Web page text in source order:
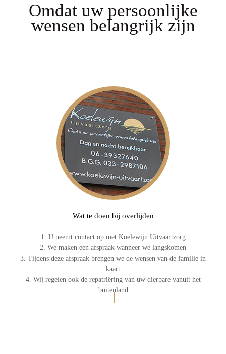
Omdat uw persoonlijke
wensen belangrijk zijn
Wat te doen bij overlijden
1. U neemt contact op met Koelewijn Uitvaartzorg
2. We maken een afspraak wanneer we langskomen
3. Tijdens deze afspraak brengen we de wensen van de familie in
kaart
4. Wij regelen ook de repatriëring van uw dierbare vanuit het
buitenland